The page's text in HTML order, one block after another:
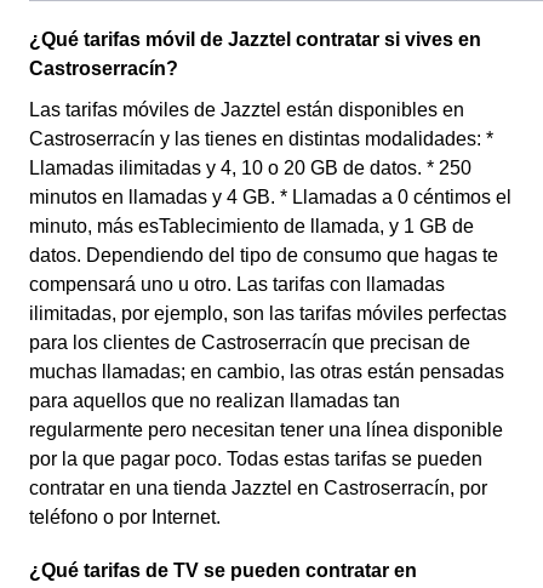
¿Qué tarifas móvil de Jazztel contratar si vives en
Castroserracín?
Las tarifas móviles de Jazztel están disponibles en
Castroserracín y las tienes en distintas modalidades: *
Llamadas ilimitadas y 4, 10 o 20 GB de datos. * 250
minutos en llamadas y 4 GB. * Llamadas a 0 céntimos el
minuto, más esTablecimiento de llamada, y 1 GB de
datos. Dependiendo del tipo de consumo que hagas te
compensará uno u otro. Las tarifas con llamadas
ilimitadas, por ejemplo, son las tarifas móviles perfectas
para los clientes de Castroserracín que precisan de
muchas llamadas; en cambio, las otras están pensadas
para aquellos que no realizan llamadas tan
regularmente pero necesitan tener una línea disponible
por la que pagar poco. Todas estas tarifas se pueden
contratar en una tienda Jazztel en Castroserracín, por
teléfono o por Internet.
¿Qué tarifas de TV se pueden contratar en